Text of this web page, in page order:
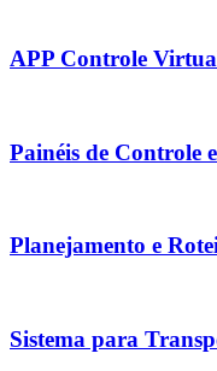
APP Controle
Painéis de Controle
Planejamento e
Sistema para